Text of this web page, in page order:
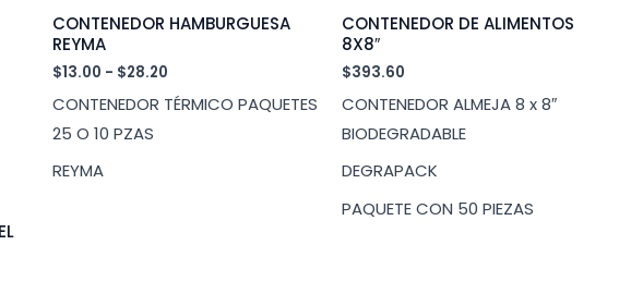
CONTENEDOR HAMBURGUESA
REYMA
$13.00 - $28.20
precios:
CONTENEDOR TÉRMICO PAQUETES
25 O 10 PZAS
REYMA
CONTENEDOR DE ALIMENTOS
8X8″
$393.60
CONTENEDOR ALMEJA 8 x 8″
BIODEGRADABLE
DEGRAPACK
PAQUETE CON 50 PIEZAS